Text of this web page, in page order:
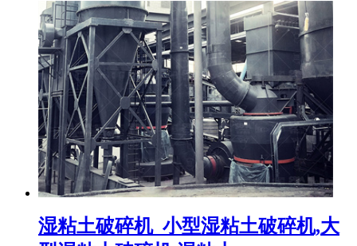
湿粘土破碎机_小型湿粘土破碎机,大